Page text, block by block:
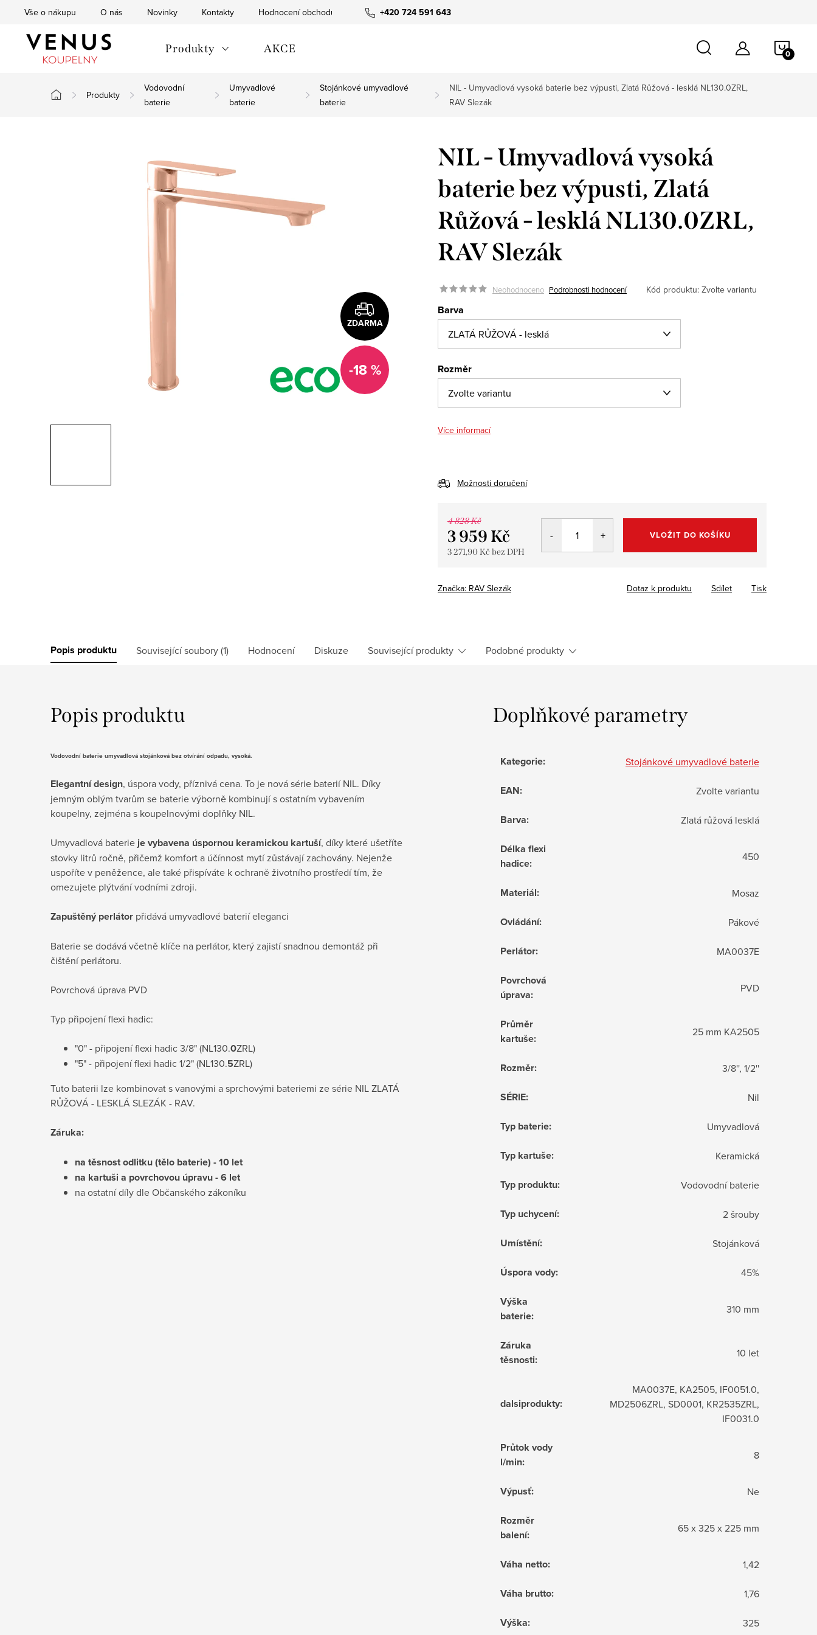
+420 724 591 643
Vše o nákupu O nás Novinky Kontakty Hodnocení obchodu
Produkty AKCE
Domů
Produkty
Vodovodní
baterie
Umyvadlové
baterie
Stojánkové umyvadlové
baterie
NIL - Umyvadlová vysoká baterie bez výpusti, Zlatá Růžová - lesklá NL130.0ZRL,
RAV Slezák
ZDARMA
-18 %
NIL - Umyvadlová vysoká
baterie bez výpusti, Zlatá
Růžová - lesklá NL130.0ZRL,
RAV Slezák
Neohodnoceno Podrobnosti hodnocení Kód produktu: Zvolte variantu
Barva
Rozměr
Více informací
Možnosti doručení
4 828 Kč
3 959 Kč
3 271,90 Kč bez DPH
VLOŽIT DO KOŠÍKU
Značka: RAV Slezák Tisk
Dotaz k produktu Sdílet
Popis produktu Související soubory (1) Hodnocení Diskuze Související produkty Podobné produkty
Popis produktu
Vodovodní baterie umyvadlová stojánková bez otvírání odpadu, vysoká.
Elegantní design, úspora vody, příznivá cena. To je nová série baterií NIL. Díky
jemným oblým tvarům se baterie výborně kombinují s ostatním vybavením
koupelny, zejména s koupelnovými doplňky NIL.
Umyvadlová baterieje vybavena úspornou keramickou kartuší, díky které ušetříte
stovky litrů ročně, přičemž komfort a účínnost mytí zůstávají zachovány. Nejenže
uspoříte v peněžence, ale také přispíváte k ochraně životního prostředí tím, že
omezujete plýtvání vodními zdroji.
Zapuštěný perlátor přidává umyvadlové baterií eleganci
Baterie se dodává včetně klíče na perlátor, který zajistí snadnou demontáž při
čištění perlátoru.
Povrchová úprava PVD
Typ připojení flexi hadic:
"0" - připojení flexi hadic 3/8" (NL130.0ZRL)
"5" - připojení flexi hadic 1/2" (NL130.5ZRL)
Tuto baterii lze kombinovat s vanovými a sprchovými bateriemi ze série NIL ZLATÁ
RŮŽOVÁ - LESKLÁ SLEZÁK - RAV.
Záruka:
na těsnost odlitku (tělo baterie) - 10 let
na kartuši a povrchovou úpravu - 6 let
na ostatní díly dle Občanského zákoníku
Doplňkové parametry
Kategorie: Stojánkové umyvadlové baterie
EAN: Zvolte variantu
Barva: Zlatá růžová lesklá
Délka flexi
hadice: 450
Materiál: Mosaz
Ovládání: Pákové
Perlátor: MA0037E
Povrchová
úprava: PVD
Průměr
kartuše: 25 mm KA2505
Rozměr: 3/8'', 1/2''
SÉRIE: Nil
Typ baterie: Umyvadlová
Typ kartuše: Keramická
Typ produktu: Vodovodní baterie
Typ uchycení: 2 šrouby
Umístění: Stojánková
Úspora vody: 45%
Výška
baterie: 310 mm
Záruka
těsnosti: 10 let
dalsiprodukty:
MA0037E, KA2505, IF0051.0,
MD2506ZRL, SD0001, KR2535ZRL,
IF0031.0
Průtok vody
l/min: 8
Výpusť: Ne
Rozměr
balení: 65 x 325 x 225 mm
Váha netto: 1,42
Váha brutto: 1,76
Výška: 325